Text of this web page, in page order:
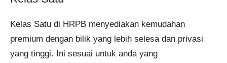
Kelas Satu di HRPB menyediakan kemudahan
premium dengan bilik yang lebih selesa dan privasi
yang tinggi. Ini sesuai untuk anda yang